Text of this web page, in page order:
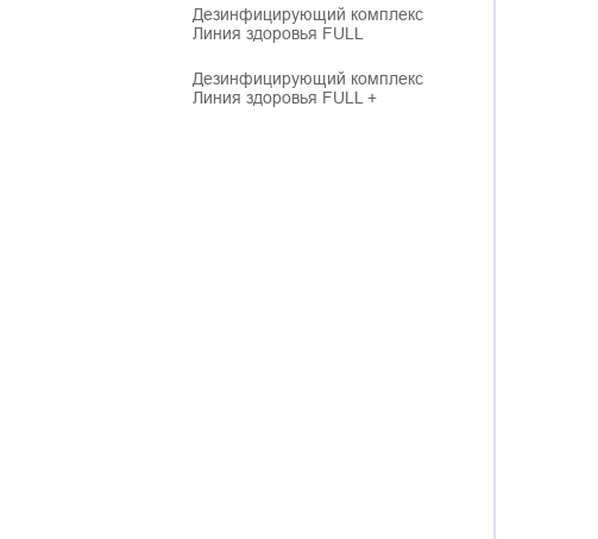
Дезинфицирующий комплекс
Линия здоровья FULL
Дезинфицирующий комплекс
Линия здоровья FULL +